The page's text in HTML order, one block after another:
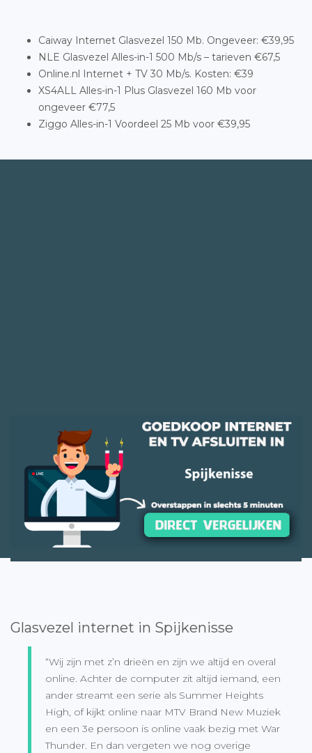
Caiway Internet Glasvezel 150 Mb. Ongeveer: €39,95
NLE Glasvezel Alles-in-1 500 Mb/s – tarieven €67,5
Online.nl Internet + TV 30 Mb/s. Kosten: €39
XS4ALL Alles-in-1 Plus Glasvezel 160 Mb voor
ongeveer €77,5
Ziggo Alles-in-1 Voordeel 25 Mb voor €39,95
Glasvezel internet in Spijkenisse
“Wij zijn met z’n drieën en zijn we altijd en overal
online. Achter de computer zit altijd iemand, een
ander streamt een serie als Summer Heights
High, of kijkt online naar MTV Brand New Muziek
en een 3e persoon is online vaak bezig met War
Thunder. En dan vergeten we nog overige